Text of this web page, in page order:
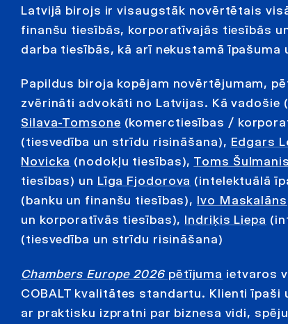
Latvijā birojs ir visaugstāk novērtētais
finanšu tiesībās, korporatīvajās tiesībās
darba tiesībās, kā arī nekustamā īpašuma
Papildus biroja kopējam novērtējumam,
zvērināti advokāti no Latvijas. Kā vadošie (
Silava-Tomsone (komerctiesības /
(tiesvedība un strīdu risināšana), Edgars
Novicka (nodokļu tiesības), Toms Šulmanis
tiesības) un Līga Fjodorova (intelektuālā
(banku un finanšu tiesības), Ivo Maskalāns
un korporatīvās tiesības), Indriķis Liepa
(tiesvedība un strīdu risināšana)
Chambers Europe 2026 pētījuma ietvaros
COBALT kvalitātes standartu. Klienti
ar praktisku izpratni par biznesa vidi,